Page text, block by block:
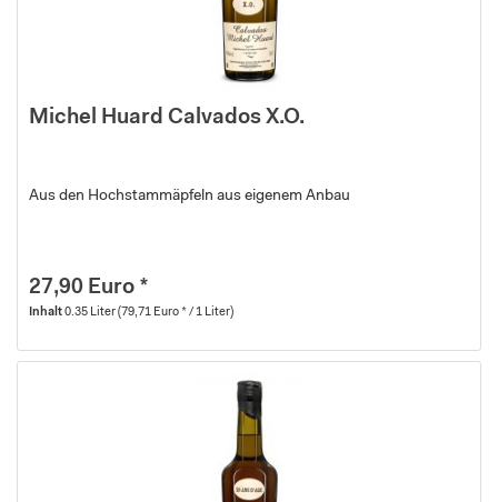
Michel Huard Calvados X.O.
Aus den Hochstammäpfeln aus eigenem Anbau
27,90 Euro *
Inhalt0.35 Liter(79,71 Euro * / 1 Liter)